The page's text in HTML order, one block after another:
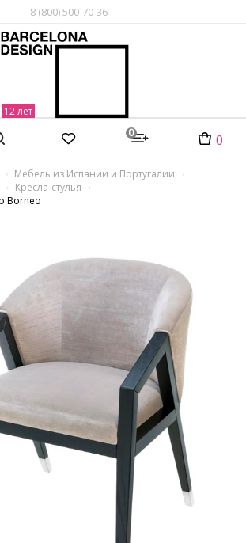
8 (800) 500-70-36
0 0
Мебель из Испании и Португалии
Кресла-стулья
Borneo